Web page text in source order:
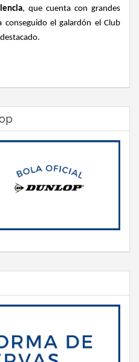
, que cuenta con grandes
el galardón el Club